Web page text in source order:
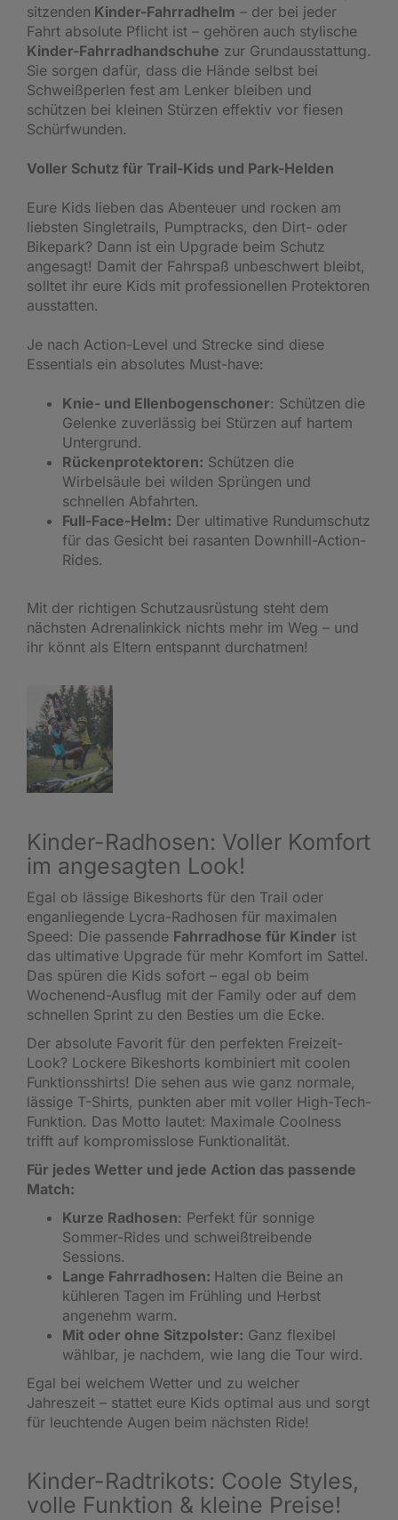
sitzenden Kinder-Fahrradhelm – der bei jeder
Fahrt absolute Pflicht ist – gehören auch stylische
Kinder-Fahrradhandschuhe zur Grundausstattung.
Sie sorgen dafür, dass die Hände selbst bei
Schweißperlen fest am Lenker bleiben und
schützen bei kleinen Stürzen effektiv vor fiesen
Schürfwunden.
Voller Schutz für Trail-Kids und Park-Helden
Eure Kids lieben das Abenteuer und rocken am
liebsten Singletrails, Pumptracks, den Dirt- oder
Bikepark? Dann ist ein Upgrade beim Schutz
angesagt! Damit der Fahrspaß unbeschwert bleibt,
solltet ihr eure Kids mit professionellen Protektoren
ausstatten.
Je nach Action-Level und Strecke sind diese
Essentials ein absolutes Must-have:
Knie- und Ellenbogenschoner: Schützen die
Gelenke zuverlässig bei Stürzen auf hartem
Untergrund.
Rückenprotektoren: Schützen die
Wirbelsäule bei wilden Sprüngen und
schnellen Abfahrten.
Full-Face-Helm: Der ultimative Rundumschutz
für das Gesicht bei rasanten Downhill-Action-
Rides.
Mit der richtigen Schutzausrüstung steht dem
nächsten Adrenalinkick nichts mehr im Weg – und
ihr könnt als Eltern entspannt durchatmen!
Kinder-Radhosen: Voller Komfort
im angesagten Look!
Egal ob lässige Bikeshorts für den Trail oder
enganliegende Lycra-Radhosen für maximalen
Speed: Die passende Fahrradhose für Kinder ist
das ultimative Upgrade für mehr Komfort im Sattel.
Das spüren die Kids sofort – egal ob beim
Wochenend-Ausflug mit der Family oder auf dem
schnellen Sprint zu den Besties um die Ecke.
Der absolute Favorit für den perfekten Freizeit-
Look? Lockere Bikeshorts kombiniert mit coolen
Funktionsshirts! Die sehen aus wie ganz normale,
lässige T-Shirts, punkten aber mit voller High-Tech-
Funktion. Das Motto lautet: Maximale Coolness
trifft auf kompromisslose Funktionalität.
Für jedes Wetter und jede Action das passende
Match:
Kurze Radhosen: Perfekt für sonnige
Sommer-Rides und schweißtreibende
Sessions.
Lange Fahrradhosen: Halten die Beine an
kühleren Tagen im Frühling und Herbst
angenehm warm.
Mit oder ohne Sitzpolster: Ganz flexibel
wählbar, je nachdem, wie lang die Tour wird.
Egal bei welchem Wetter und zu welcher
Jahreszeit – stattet eure Kids optimal aus und sorgt
für leuchtende Augen beim nächsten Ride!
Kinder-Radtrikots: Coole Styles,
volle Funktion & kleine Preise!